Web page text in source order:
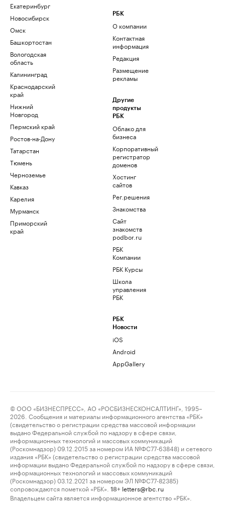
Екатеринбург
Новосибирск
Омск
Башкортостан
Вологодская
область
Калининград
Краснодарский
край
Нижний
Новгород
Пермский край
Ростов-на-Дону
Татарстан
Тюмень
Черноземье
Кавказ
Карелия
Мурманск
Приморский
край
РБК
О компании
Контактная
информация
Редакция
Размещение
рекламы
Другие
продукты
РБК
Облако для
бизнеса
Корпоративный
регистратор
доменов
Хостинг
сайтов
Рег.решения
Знакомства
Сайт
знакомств
podbor.ru
РБК
Компании
РБК Курсы
Школа
управления
РБК
РБК
Новости
iOS
Android
AppGallery
© ООО «БИЗНЕСПРЕСС», АО «РОСБИЗНЕСКОНСАЛТИНГ», 1995–
2026. Сообщения и материалы информационного агентства «РБК»
(свидетельство о регистрации средства массовой информации
выдано Федеральной службой по надзору в сфере связи,
информационных технологий и массовых коммуникаций
(Роскомнадзор) 09.12.2015 за номером ИА №ФС77-63848) и сетевого
издания «РБК» (свидетельство о регистрации средства массовой
информации выдано Федеральной службой по надзору в сфере связи,
информационных технологий и массовых коммуникаций
(Роскомнадзор) 03.12.2021 за номером ЭЛ №ФС77-82385)
сопровождаются пометкой «РБК».
18+ letters@rbc.ru
Владельцем сайта является информационное агентство «РБК».